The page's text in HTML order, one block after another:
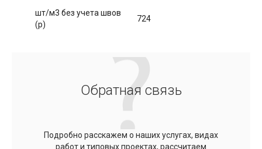
шт/м3 без учета швов
(p)
724
Обратная связь
Подробно расскажем о наших услугах, видах
работ и типовых проектах, рассчитаем